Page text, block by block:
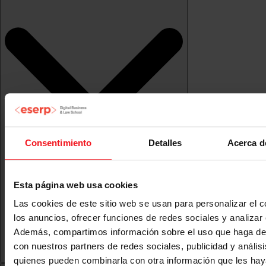
Consentimiento Detalles Acerca
Esta página web usa cookies
Las cookies de este sitio web se usan para personalizar el
los anuncios, ofrecer funciones de redes sociales y analizar
Además, compartimos información sobre el uso que haga
con nuestros partners de redes sociales, publicidad y
quienes pueden combinarla con otra información que les